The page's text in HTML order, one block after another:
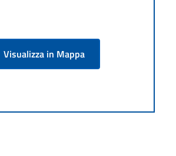
Visualizza in Mappa